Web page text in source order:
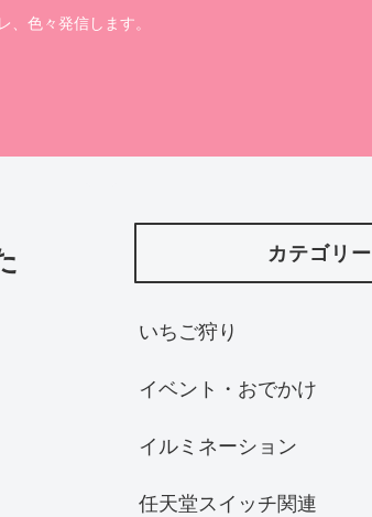
色々発信します。
カテゴリー
いちご狩り
イベント・おでかけ
イルミネーション
任天堂スイッチ関連